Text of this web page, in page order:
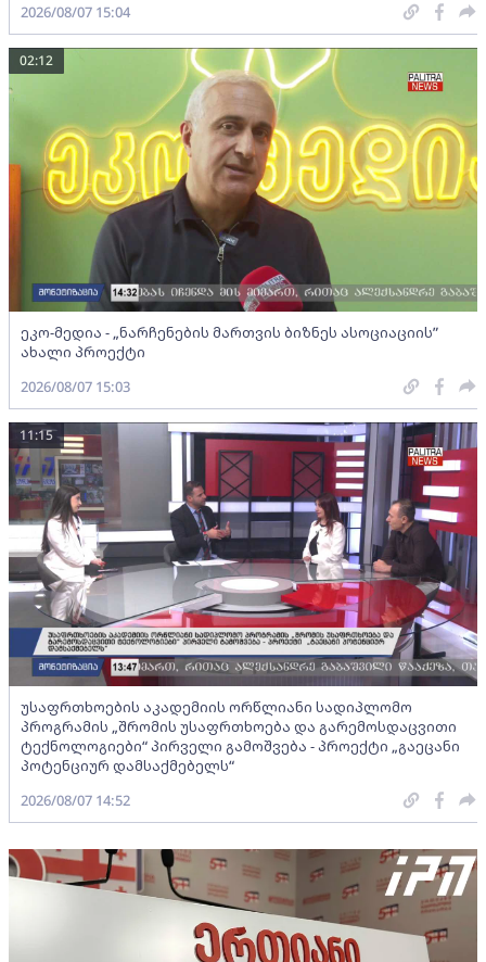
2026/08/07 15:04
ეკო-მედია - „ნარჩენების მართვის ბიზნეს ასოციაციის”
ახალი პროექტი
02:12
2026/08/07 15:03
უსაფრთხოების აკადემიის ორწლიანი სადიპლომო
პროგრამის „შრომის უსაფრთხოება და გარემოსდაცვითი
ტექნოლოგიები“ პირველი გამოშვება - პროექტი „გაეცანი
პოტენციურ დამსაქმებელს“
11:15
2026/08/07 14:52